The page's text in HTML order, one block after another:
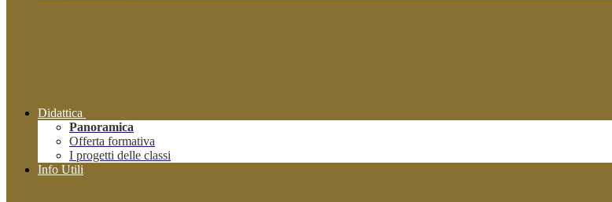
Didattica
Panoramica
Offerta formativa
I progetti delle classi
Info Utili